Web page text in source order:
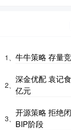
1、 牛牛策略 存量
2、
深金优配 袁记
亿元
3、
开源策略 拒绝
BIP阶段